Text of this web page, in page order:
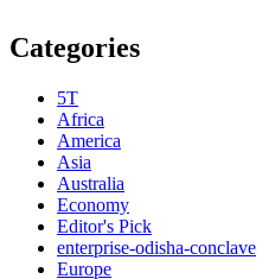
Categories
5T
Africa
America
Asia
Australia
Economy
Editor's Pick
enterprise-odisha-conclave
Europe